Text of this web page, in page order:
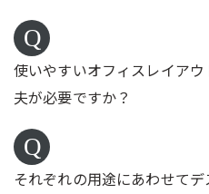
使いやすいオフィスレイア
夫が必要ですか？
それぞれの用途にあわせて